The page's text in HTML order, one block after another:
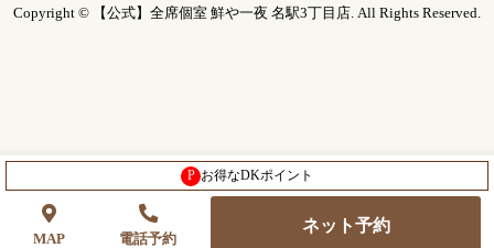
Copyright © 【公式】全席個室 鮮や一夜 名駅3丁目店. All Rights Reserved.
P お得なDKポイント
MAP 電話予約
ネット予約